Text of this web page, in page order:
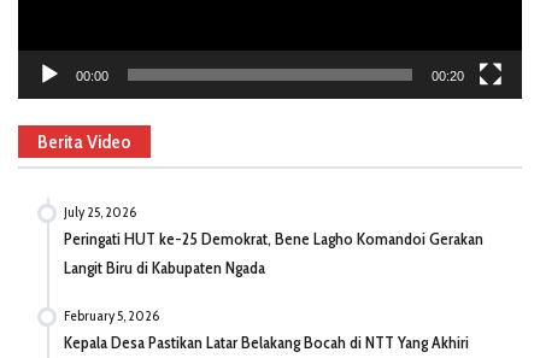
00:00 00:20
Berita Video
July 25, 2026
Peringati HUT ke-25 Demokrat, Bene Lagho Komandoi Gerakan
Langit Biru di Kabupaten Ngada
February 5, 2026
Kepala Desa Pastikan Latar Belakang Bocah di NTT Yang Akhiri